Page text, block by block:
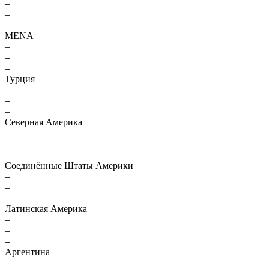
–
–
–
MENA
–
–
–
Турция
–
–
–
Северная Америка
–
–
–
Соединённые Штаты Америки
–
–
–
Латинская Америка
–
–
–
Аргентина
–